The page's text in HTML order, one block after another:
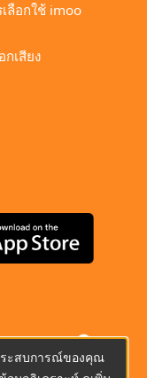
ลือกใช้ imoo
เสียง
ไทย
ระสบการณ์ของคุณ